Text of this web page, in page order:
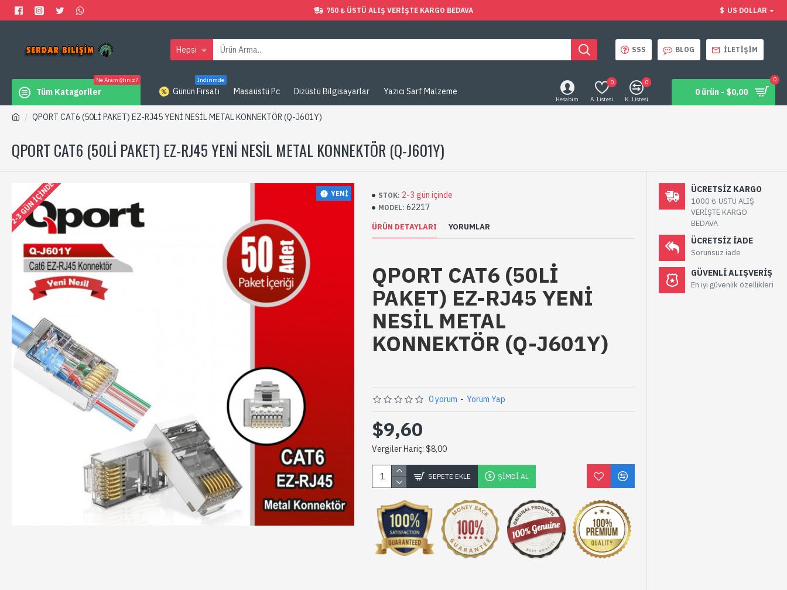
750 ₺ ÜSTÜ ALIŞ VERIŞTE KARGO BEDAVA $ US DOLLAR
Hepsi SSS BLOG İLETIŞIM
Tüm Katagoriler
Ne Aramıştınız?
Günün Fırsatı
İndirimde
Masaüstü Pc Dizüstü Bilgisayarlar Yazıcı Sarf Malzeme
Hesabım A. Listesi
0
K. Listesi
0
0 ürün - $0,00
0
QPORT CAT6 (50Lİ PAKET) EZ-RJ45 YENİ NESİL METAL KONNEKTÖR (Q-J601Y)
QPORT CAT6 (50Lİ PAKET) EZ-RJ45 YENİ NESİL METAL KONNEKTÖR (Q-J601Y)
YENI
2-3 GÜN IÇINDE
ÜRÜN DETAYLARI YORUMLAR
QPORT CAT6 (50Lİ
PAKET) EZ-RJ45 YENİ
NESİL METAL
KONNEKTÖR (Q-J601Y)
STOK: 2-3 gün içinde
MODEL: 62217
0 yorum - Yorum Yap
$9,60
Vergiler Hariç: $8,00
SEPETE EKLE ŞIMDI AL
ÜCRETSIZ KARGO
1000 ₺ ÜSTÜ ALIŞ
VERİŞTE KARGO
BEDAVA
ÜCRETSIZ IADE
Sorunsuz iade
GÜVENLI ALIŞVERIŞ
En iyi güvenlik özellikleri